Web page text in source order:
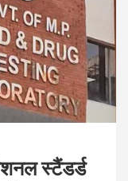
स्टैंडर्ड